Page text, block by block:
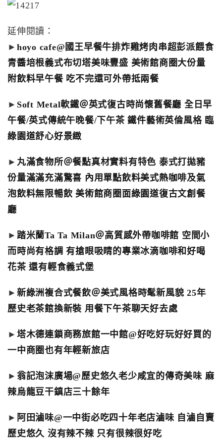
延伸閱讀：
► hoyo cafe@國王早餐牛排炸雞烤肉串超彭派餵食
青醬培根義式布切塔美味豐盛 美術館商圈大份量
附飲料早午餐 吃不完還可外帶抵兩餐
► Soft Metal軟鐵＠英式復古時尚懷舊餐廳 全日早
午餐/英式傳統午晚餐/下午茶 鐵件藝術英倫風格 臨
綠園道舒心好景緻
► 丸滿食物所＠餐點真材實料有特色 泰式打拋豬
份量滿滿充滿驚喜 內用單點飲料美式熱咖啡及氣
泡飲料無限暢飲 美術館商圈面綠園道復古文創餐
廳
► 踏米蘭Ta Ta Milan＠高質感外帶咖啡館 空間小
而時尚有格調 有搶眼吸睛的專業冰滴咖啡和好喝
花茶 還有輕食義式堡
► 新綠洲複合式餐飲＠美式風格時髦新風貌 25年
歷史老茶館換新裝 用餐下午茶聊天好去處
► 塔木德連鎖商務旅館一中館@好吃好玩好好買的
一中商圈也有年輕新旅店
► 翁記泡沫廣場@歷史悠久老少咸宜的傳奇美味 麻
辣烏龍豆干鎮店三十餘年
► 阿田滷味@一中街必吃四十年老店滷味 自滷自賣
歷史悠久 沒有辣不辣 只有很辣很好吃